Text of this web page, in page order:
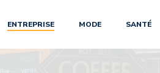
ENTREPRISE MODE SANTÉ